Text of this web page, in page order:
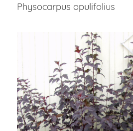
Physocarpus opulifolius